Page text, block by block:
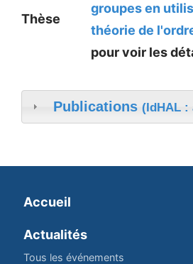
Thèse
groupes en
théorie de
pour voir les
Publications (IdHAL :
Accueil
Actualités
Tous les événements